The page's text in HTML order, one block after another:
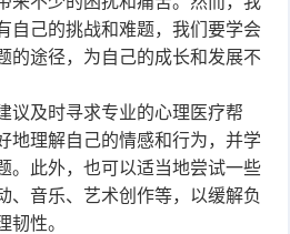
自己的挑战和难题，我们要学会
的途径，为自己的成长和发展不
议及时寻求专业的心理医疗帮
地理解自己的情感和行为，并学
。此外，也可以适当地尝试一些
、音乐、艺术创作等，以缓解负
韧性。